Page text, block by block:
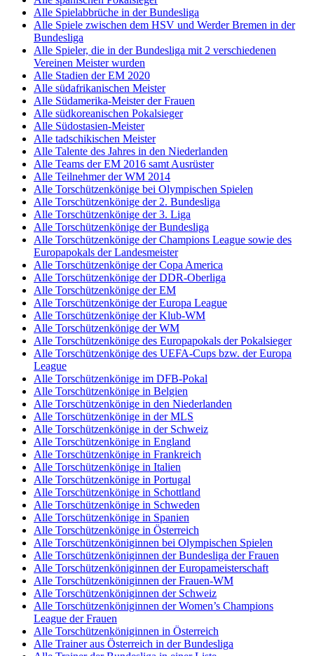
Alle Spielabbrüche in der Bundesliga
Alle Spiele zwischen dem HSV und Werder Bremen in der
Bundesliga
Alle Spieler, die in der Bundesliga mit 2 verschiedenen
Vereinen Meister wurden
Alle Stadien der EM 2020
Alle südafrikanischen Meister
Alle Südamerika-Meister der Frauen
Alle südkoreanischen Pokalsieger
Alle Südostasien-Meister
Alle tadschikischen Meister
Alle Talente des Jahres in den Niederlanden
Alle Teams der EM 2016 samt Ausrüster
Alle Teilnehmer der WM 2014
Alle Torschützenkönige bei Olympischen Spielen
Alle Torschützenkönige der 2. Bundesliga
Alle Torschützenkönige der 3. Liga
Alle Torschützenkönige der Bundesliga
Alle Torschützenkönige der Champions League sowie des
Europapokals der Landesmeister
Alle Torschützenkönige der Copa America
Alle Torschützenkönige der DDR-Oberliga
Alle Torschützenkönige der EM
Alle Torschützenkönige der Europa League
Alle Torschützenkönige der Klub-WM
Alle Torschützenkönige der WM
Alle Torschützenkönige des Europapokals der Pokalsieger
Alle Torschützenkönige des UEFA-Cups bzw. der Europa
League
Alle Torschützenkönige im DFB-Pokal
Alle Torschützenkönige in Belgien
Alle Torschützenkönige in den Niederlanden
Alle Torschützenkönige in der MLS
Alle Torschützenkönige in der Schweiz
Alle Torschützenkönige in England
Alle Torschützenkönige in Frankreich
Alle Torschützenkönige in Italien
Alle Torschützenkönige in Portugal
Alle Torschützenkönige in Schottland
Alle Torschützenkönige in Schweden
Alle Torschützenkönige in Spanien
Alle Torschützenkönige in Österreich
Alle Torschützenköniginnen bei Olympischen Spielen
Alle Torschützenköniginnen der Bundesliga der Frauen
Alle Torschützenköniginnen der Europameisterschaft
Alle Torschützenköniginnen der Frauen-WM
Alle Torschützenköniginnen der Schweiz
Alle Torschützenköniginnen der Women’s Champions
League der Frauen
Alle Torschützenköniginnen in Österreich
Alle Trainer aus Österreich in der Bundesliga